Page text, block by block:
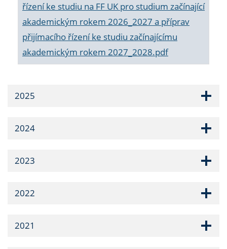
řízení ke studiu na FF UK pro studium začínající
akademickým rokem 2026_2027 a příprav
přijímacího řízení ke studiu začínajícímu
akademickým rokem 2027_2028.pdf
2025
2024
2023
2022
2021